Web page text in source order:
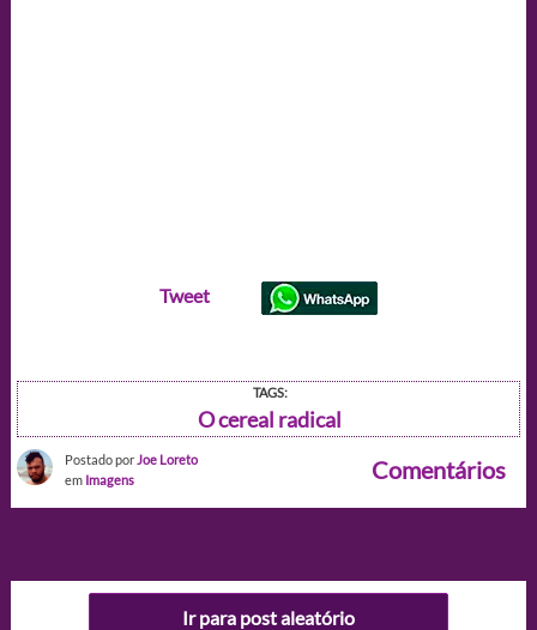
Tweet
TAGS:
O cereal radical
Postado por Joe Loreto
em Imagens Comentários
Ir para post aleatório